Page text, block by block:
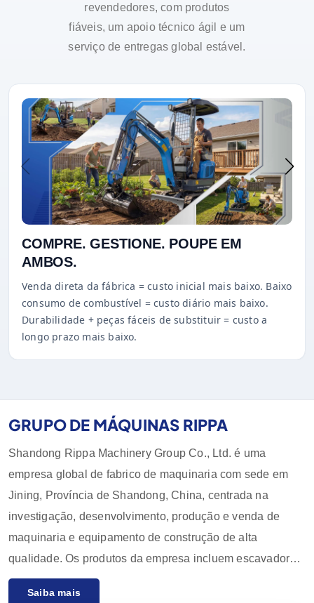
revendedores, com produtos
fiáveis, um apoio técnico ágil e um
serviço de entregas global estável.
COMPRE. GESTIONE. POUPE EM
AMBOS.
Venda direta da fábrica = custo inicial mais baixo. Baixo
consumo de combustível = custo diário mais baixo.
Durabilidade + peças fáceis de substituir = custo a
longo prazo mais baixo.
GRUPO DE MÁQUINAS RIPPA
Shandong Rippa Machinery Group Co., Ltd. é uma
empresa global de fabrico de maquinaria com sede em
Jining, Província de Shandong, China, centrada na
investigação, desenvolvimento, produção e venda de
maquinaria e equipamento de construção de alta
qualidade. Os produtos da empresa incluem escavadoras,
carregadoras, empilhadoras, pás carregadoras e os seus
Saiba mais